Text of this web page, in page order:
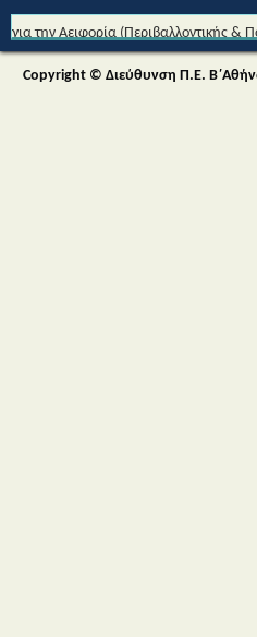
για την Αειφορία (Περιβαλλοντικής &
Copyright © Διεύθυνση Π.Ε.